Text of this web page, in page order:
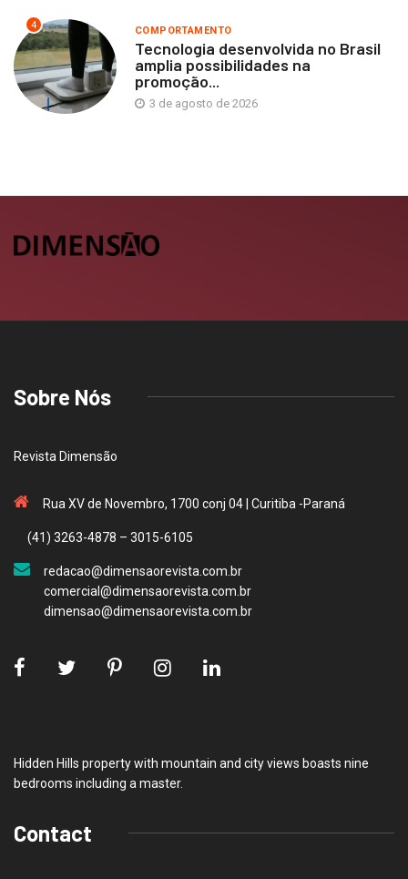
4 COMPORTAMENTO
Tecnologia desenvolvida no Brasil
amplia possibilidades na
promoção...
3 de agosto de 2026
Sobre Nós
Revista Dimensão
Rua XV de Novembro, 1700 conj 04 | Curitiba -Paraná
(41) 3263-4878 – 3015-6105
redacao@dimensaorevista.com.br
comercial@dimensaorevista.com.br
dimensao@dimensaorevista.com.br
Hidden Hills property with mountain and city views boasts nine
bedrooms including a master.
Contact